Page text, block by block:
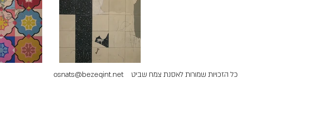
כל הזכויות שמורות לאסנת צמח שביט osnats@bezeqint.net